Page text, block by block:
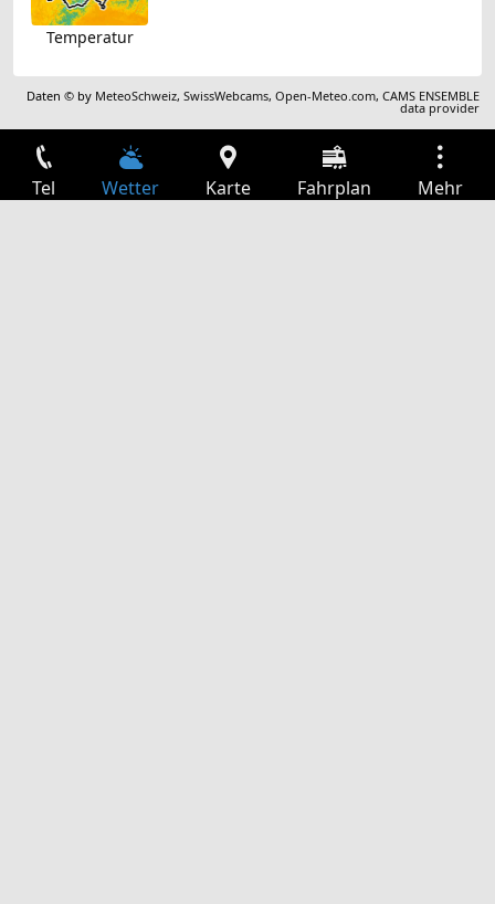
Temperatur
Daten © by MeteoSchweiz,SwissWebcams,Open-Meteo.com,CAMS ENSEMBLE
data provider
Tel Wetter Karte Fahrplan Mehr